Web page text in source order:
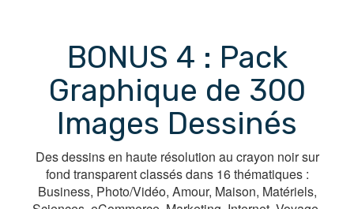
BONUS 4 : Pack
Graphique de 300
Images Dessinés
Des dessins en haute résolution au crayon noir sur
fond transparent classés dans 16 thématiques :
Business, Photo/Vidéo, Amour, Maison, Matériels,